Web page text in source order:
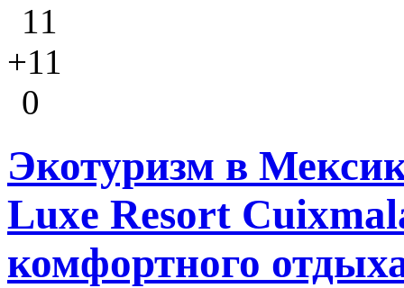
11
+11
0
Экотуризм в
Luxe Resort
комфортного